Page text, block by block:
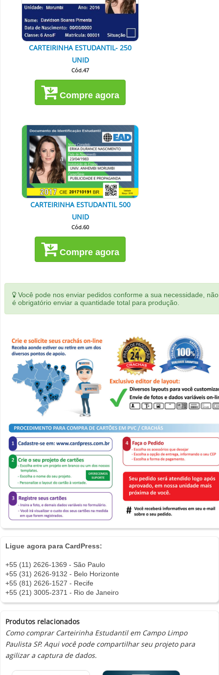
CARTEIRINHA ESTUDANTIL- 250
UNID
Cód.47
Compre agora
CARTEIRINHA ESTUDANTIL 500
UNID
Cód.60
Compre agora
Você pode nos enviar pedidos conforme a sua necessidade, não
é obrigatório enviar a quantidade total para produção.
Ligue agora para CardPress:
+55 (11) 2626-1369 - São Paulo
+55 (31) 2626-9132 - Belo Horizonte
+55 (81) 2626-1527 - Recife
+55 (21) 3005-2371 - Rio de Janeiro
Produtos relacionados
Como comprar Carteirinha Estudantil em Campo Limpo
Paulista SP. Aqui você pode compartilhar seu projeto para
agilizar a captura de dados.